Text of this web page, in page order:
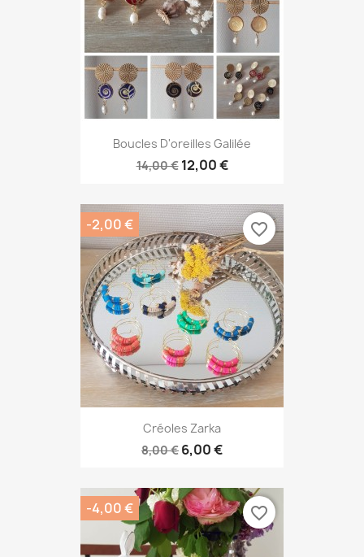
Boucles D'oreilles Galilée
14,00 € 12,00 €
Créoles Zarka
8,00 € 6,00 €
-2,00 € favorite_border
-4,00 € favorite_border